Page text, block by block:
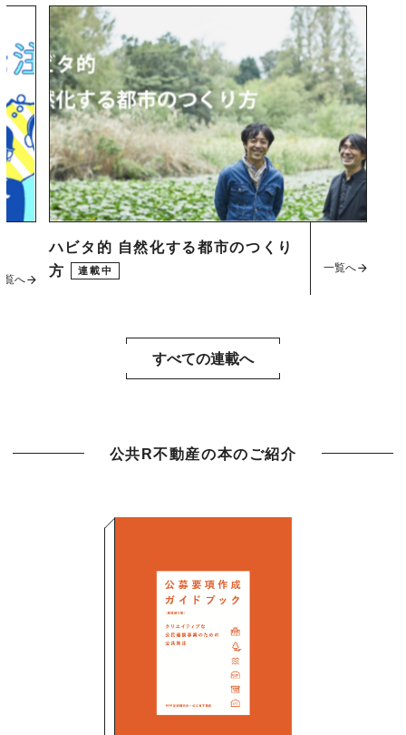
ハビタ的 自然化する都市のつくり
方
連載中
一覧へ
覧へ
すべての連載へ
公共R不動産の本のご紹介